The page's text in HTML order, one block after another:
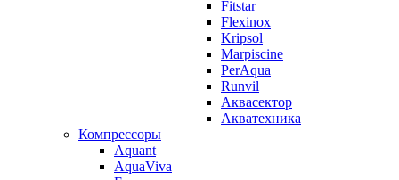
Fitstar
Flexinox
Kripsol
Marpiscine
PerAqua
Runvil
Аквасектор
Акватехника
Компрессоры
Aquant
AquaViva